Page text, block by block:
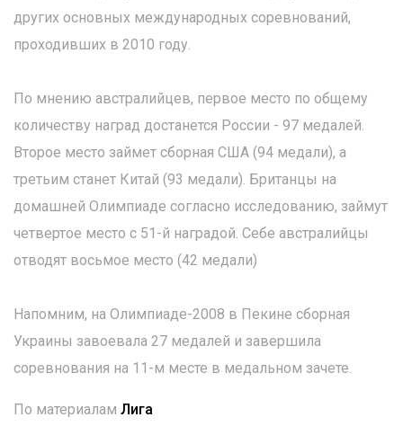
других основных международных соревнований,
проходивших в 2010 году.
По мнению австралийцев, первое место по общему
количеству наград достанется России - 97 медалей.
Второе место займет сборная США (94 медали), а
третьим станет Китай (93 медали). Британцы на
домашней Олимпиаде согласно исследованию, займут
четвертое место с 51-й наградой. Себе австралийцы
отводят восьмое место (42 медали)
Напомним, на Олимпиаде-2008 в Пекине сборная
Украины завоевала 27 медалей и завершила
соревнования на 11-м месте в медальном зачете.
По материалам Лига